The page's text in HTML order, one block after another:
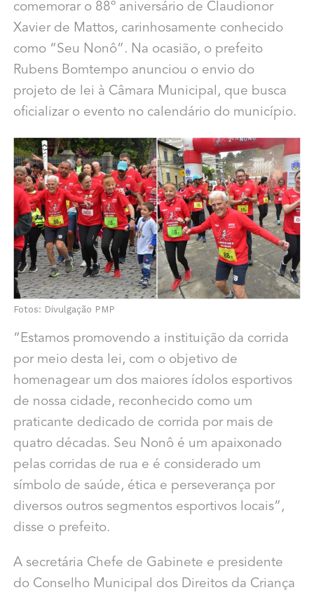
comemorar o 88º aniversário de Claudionor
Xavier de Mattos, carinhosamente conhecido
como “Seu Nonô”. Na ocasião, o prefeito
Rubens Bomtempo anunciou o envio do
projeto de lei à Câmara Municipal, que busca
oficializar o evento no calendário do município.
Fotos: Divulgação PMP
“Estamos promovendo a instituição da corrida
por meio desta lei, com o objetivo de
homenagear um dos maiores ídolos esportivos
de nossa cidade, reconhecido como um
praticante dedicado de corrida por mais de
quatro décadas. Seu Nonô é um apaixonado
pelas corridas de rua e é considerado um
símbolo de saúde, ética e perseverança por
diversos outros segmentos esportivos locais”,
disse o prefeito.
A secretária Chefe de Gabinete e presidente
do Conselho Municipal dos Direitos da Criança